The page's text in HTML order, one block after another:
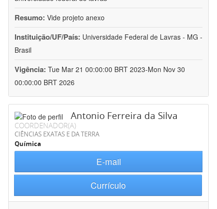
Resumo: Vide projeto anexo
Instituição/UF/País: Universidade Federal de Lavras - MG -
Brasil
Vigência: Tue Mar 21 00:00:00 BRT 2023-Mon Nov 30
00:00:00 BRT 2026
Antonio Ferreira da Silva
COORDENADOR(A)
CIÊNCIAS EXATAS E DA TERRA
Química
E-mail
Currículo